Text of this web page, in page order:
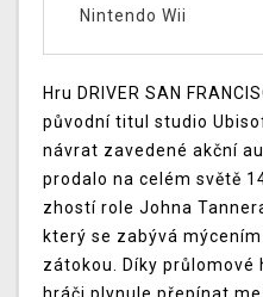
Nintendo Wii
Hru DRIVER SAN
původní titul studio
návrat zavedené akční
prodalo na celém světě
zhostí role Johna
který se zabývá
zátokou. Díky průlomové